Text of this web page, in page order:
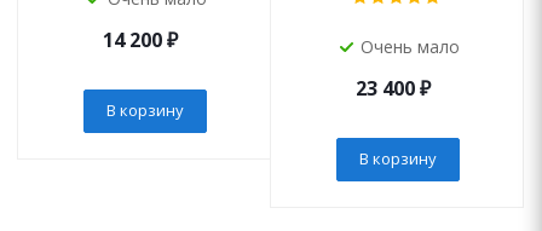
14 200₽
В корзину
Очень мало
23 400₽
В корзину